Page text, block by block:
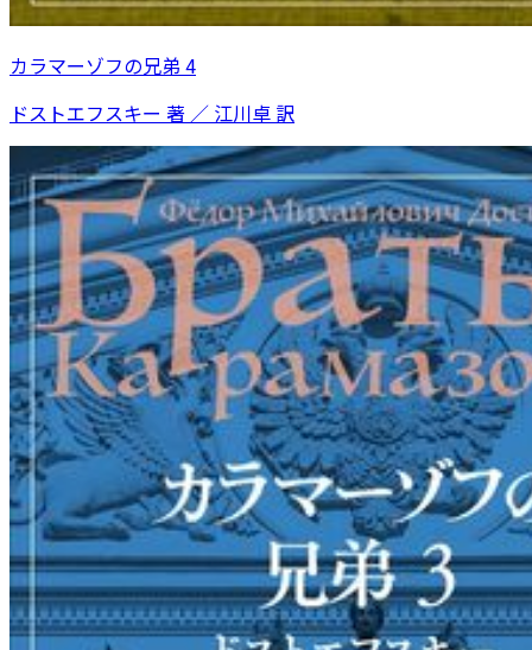
カラマーゾフの兄弟 4
ドストエフスキー 著 ／ 江川卓 訳